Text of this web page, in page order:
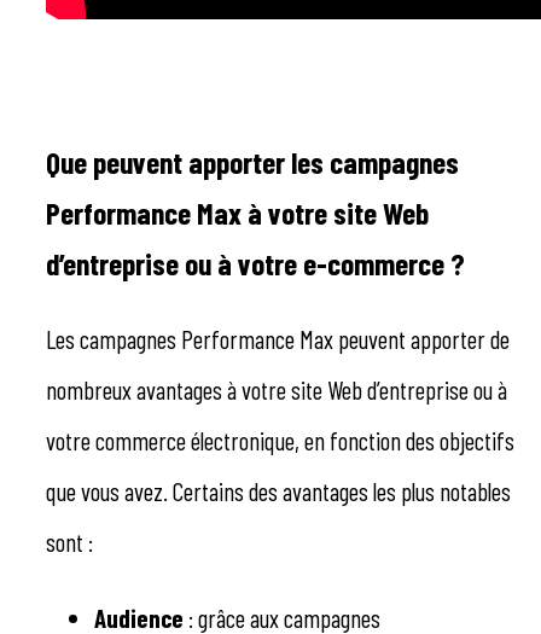
Que peuvent apporter les campagnes
Performance Max à votre site Web
d’entreprise ou à votre e-commerce ?
Les campagnes Performance Max peuvent apporter de
nombreux avantages à votre site Web d’entreprise ou à
votre commerce électronique, en fonction des objectifs
que vous avez. Certains des avantages les plus notables
sont :
Audience : grâce aux campagnes